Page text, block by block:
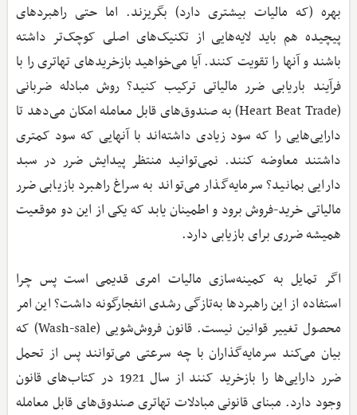
بهره (که مالیات بیشتری دارد) بگریزند. اما حتی راهبردهای
پیچیده هم باید لایه‌‌هایی از تکنیک‌های اصلی کوچک‌تر داشته
باشند و آنها را تقویت کنند. آیا می‌خواهید بازخریدهای تهاتری را با
فرآیند باریابی ضرر مالیاتی ترکیب کنید؟ روش مبادله ضربانی
(Heart Beat Trade) به صندوق‌های قابل معامله امکان می‌دهد تا
دارایی‌هایی را که سود زیادی داشته‌اند با آنهایی که سود کمتری
داشتند معاوضه کنند. نمی‌توانید منتظر پیدایش ضرر در سبد
دارایی بمانید؟ سرمایه‌گذار می‌تواند به سراغ راهبرد بازیابی ضرر
مالیاتی خرید-فروش برود و اطمینان یابد که یکی از این دو موقعیت
همیشه ضرری برای بازیابی دارد.
اگر تمایل به کمینه‌سازی مالیات امری قدیمی است پس چرا
استفاده از این راهبردها به‌تازگی رشدی انفجارگونه داشت؟ این امر
محصول تغییر قوانین نیست. قانون فروش‌شویی (Wash-sale) که
بیان می‌کند سرمایه‌گذاران با چه سرعتی می‌توانند پس از تحمل
ضرر دارایی‌ها را بازخرید کنند از سال 1921 در کتاب‌های قانون
وجود دارد. مبنای قانونی مبادلات تهاتری صندوق‌های قابل معامله